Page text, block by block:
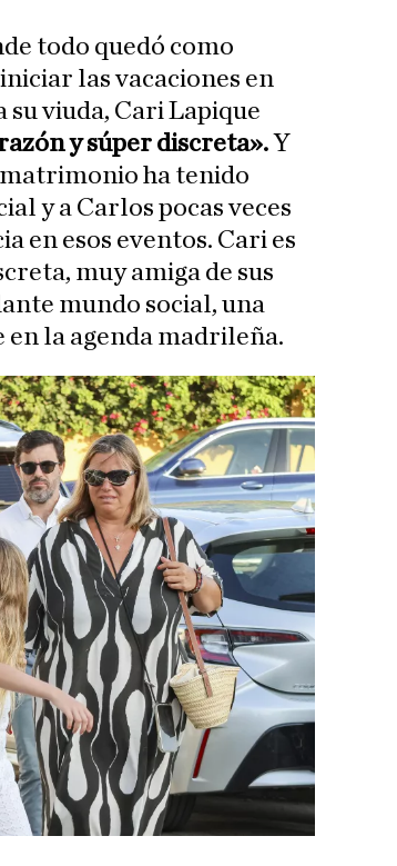
todo quedó como
las vacaciones en
viuda, Cari Lapique
y súper discreta».Y
ha tenido
y a Carlos pocas veces
en esos eventos. Cari es
muy amiga de sus
mundo social, una
la agenda madrileña.